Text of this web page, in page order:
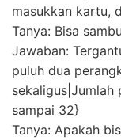
masukkan kartu,
Tanya: Bisa
Jawaban:
puluh dua
sekaligus|Jumlah
sampai 32}
Tanya: Apakah